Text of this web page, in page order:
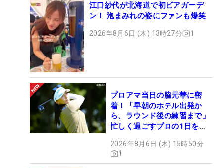
江口紗代が北海道で初ビアガーデ
ン！ 泡まみれの姿にファンも爆笑
2026年8月6日 (木) 13時27分 1
プロアマ当日の脇元華に密
着！「早朝のホテル出発か
ら、ラウンド後の練習まで」
忙しく過ごすプロの1日を公
2026年8月6日 (木) 15時50分
1